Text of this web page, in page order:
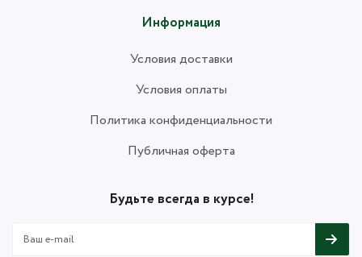
Информация
Условия доставки
Условия оплаты
Политика конфиденциальности
Публичная оферта
Будьте всегда в курсе!